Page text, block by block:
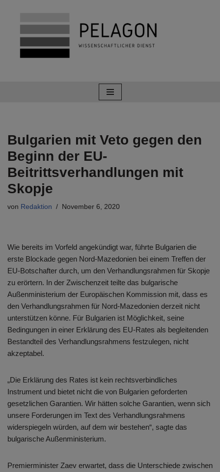
Zum
Inhalt
springen
Bulgarien mit Veto gegen den
Beginn der EU-
Beitrittsverhandlungen mit
Skopje
von Redaktion November 6, 2020
Wie bereits im Vorfeld angekündigt war, führte Bulgarien die
erste Blockade gegen Nord-Mazedonien bei einem Treffen der
EU-Botschafter durch, um den Verhandlungsrahmen für Skopje
zu erörtern. In der Zwischenzeit teilte das bulgarische
Außenministerium der Europäischen Kommission mit, dass es
den Verhandlungsrahmen für Nord-Mazedonien derzeit nicht
unterstützen könne. Für Bulgarien ist Möglichkeit, seine
Bedingungen in einer Erklärung des EU-Rates als begleitenden
Bestandteil des Verhandlungsrahmens festzulegen, nicht
akzeptabel.
„Die Erklärung des Rates ist kein rechtsverbindliches
Instrument und bietet nicht die von Bulgarien geforderten
gesetzlichen Garantien. Wir hätten solche Garantien, wenn sich
unsere Forderungen im Text des Verhandlungsrahmens
widerspiegeln würden, auf dem wir bestehen“, sagte das
bulgarische Außenministerium.
Premierminister Zaev erwartet, dass die Unterschiede zwischen